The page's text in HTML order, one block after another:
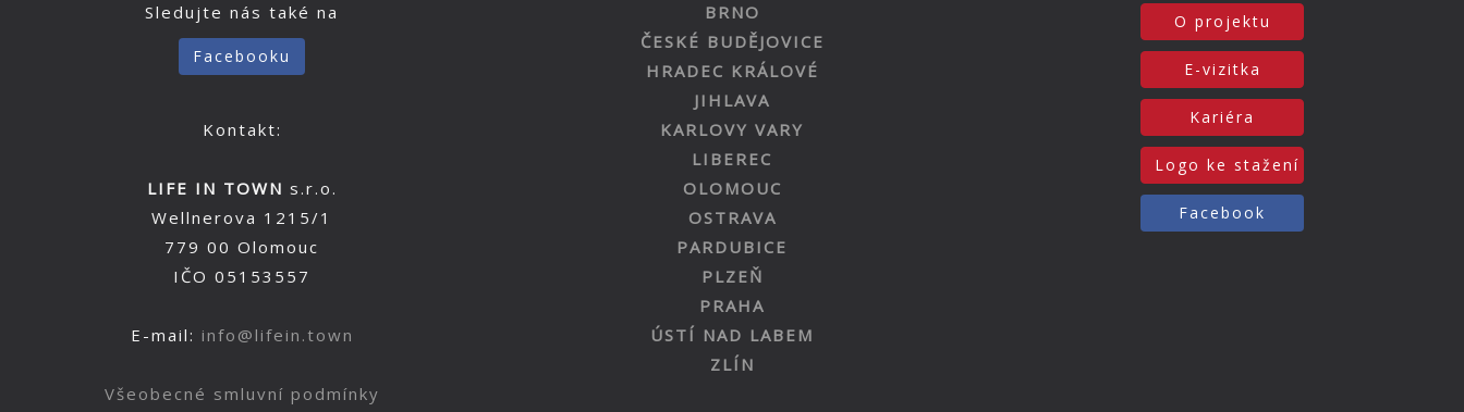
Sledujte nás také na
Facebooku
Kontakt:
LIFE IN TOWN s.r.o.
Wellnerova 1215/1
779 00 Olomouc
IČO 05153557
E-mail: info@lifein.town
Všeobecné smluvní podmínky
BRNO
ČESKÉ BUDĚJOVICE
HRADEC KRÁLOVÉ
JIHLAVA
KARLOVY VARY
LIBEREC
OLOMOUC
OSTRAVA
PARDUBICE
PLZEŇ
PRAHA
ÚSTÍ NAD LABEM
ZLÍN
O projektu
E-vizitka
Kariéra
Logo ke stažení
Facebook